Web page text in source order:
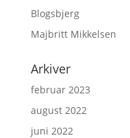
Blogsbjerg
Majbritt Mikkelsen
Arkiver
februar 2023
august 2022
juni 2022